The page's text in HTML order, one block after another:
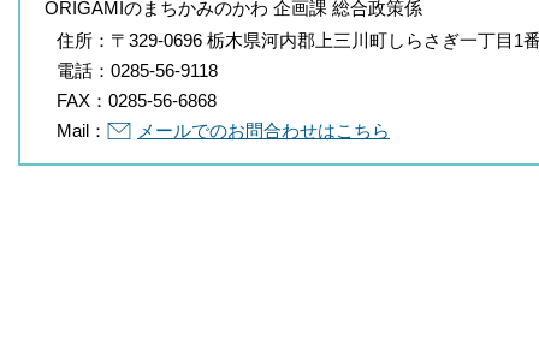
ORIGAMIのまちかみのかわ 企画課 総合政策係
住所： 〒329-0696 栃木県河内郡上三川町しらさぎ一丁目1
電話： 0285-56-9118
FAX： 0285-56-6868
Mail：
メールでのお問合わせはこちら